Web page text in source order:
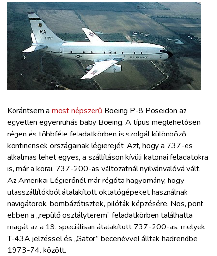
KÖZLEKEDÉSFEJLESZTÉS
ELLÁTÁSI LÁNC
ZÖLDÚT
HAJÓZÁS
BLOG
ARCHÍVUM
WEBSHOP
BELÉPÉS
REGISZTRÁCIÓ
Korántsem a most népszerű Boeing P-8 Poseidon az
egyetlen egyenruhás baby Boeing. A típus meglehetősen
régen és többféle feladatkörben is szolgál különböző
kontinensek országainak légierejét. Azt, hogy a 737-es
alkalmas lehet egyes, a szállításon kívüli katonai feladatokra
is, már a korai, 737-200-as változatnál nyilvánvalóvá vált.
Az Amerikai Légierőnél már régóta hagyomány, hogy
utasszállítókból átalakított oktatógépeket használnak
navigátorok, bombázótisztek, pilóták képzésére. Nos, pont
ebben a „repülő osztályterem” feladatkörben találhatta
magát az a 19, speciálisan átalakított 737-200-as, melyek
T-43A jelzéssel és „Gator” becenévvel álltak hadrendbe
1973-74. között.